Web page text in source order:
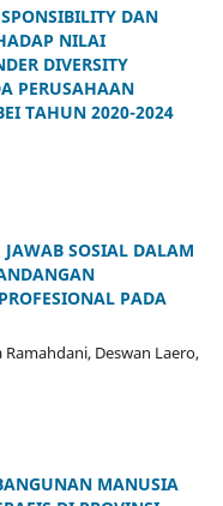
DAN
NILAI
DIVERSITY
PERUSAHAAN
TAHUN 2020-2024
SOSIAL DALAM
PADA
Deswan Laero,
MANUSIA